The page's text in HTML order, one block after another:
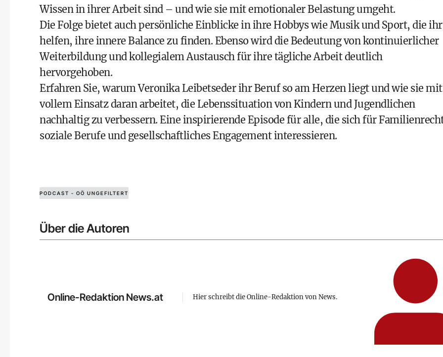
Wissen in ihrer Arbeit sind – und wie sie mit emotionaler Belastung umgeht.
Die Folge bietet auch persönliche Einblicke in ihre Hobbys wie Musik und Sport, die ihr
helfen, ihre innere Balance zu finden. Ebenso wird die Bedeutung von kontinuierlicher
Weiterbildung und kollegialem Austausch für ihre tägliche Arbeit deutlich
hervorgehoben.
Erfahren Sie, warum Veronika Leibetseder ihr Beruf so am Herzen liegt und wie sie mit
vollem Einsatz daran arbeitet, die Lebenssituation von Kindern und Jugendlichen
nachhaltig zu verbessern. Eine inspirierende Episode für alle, die sich für
soziale Berufe und gesellschaftliches Engagement interessieren.
PODCAST - OÖ UNGEFILTERT
Über die Autoren
Online-Redaktion News.at Hier schreibt die Online-Redaktion von News.